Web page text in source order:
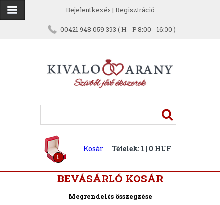
Bejelentkezés | Regisztráció
00421 948 059 393 ( H - P 8:00 - 16:00 )
1
Kosár Tételek: 1 | 0 HUF
BEVÁSÁRLÓ KOSÁR
Megrendelés összegzése